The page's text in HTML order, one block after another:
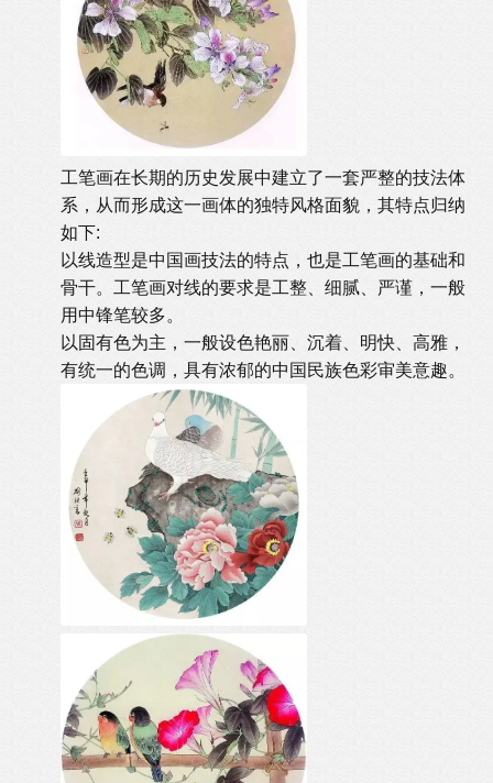
工笔画在长期的历史发展中建立了一套严整的技法体
系，从而形成这一画体的独特风格面貌，其特点归纳
如下:
以线造型是中国画技法的特点，也是工笔画的基础和
骨干。工笔画对线的要求是工整、细腻、严谨，一般
用中锋笔较多。
以固有色为主，一般设色艳丽、沉着、明快、高雅，
有统一的色调，具有浓郁的中国民族色彩审美意趣。